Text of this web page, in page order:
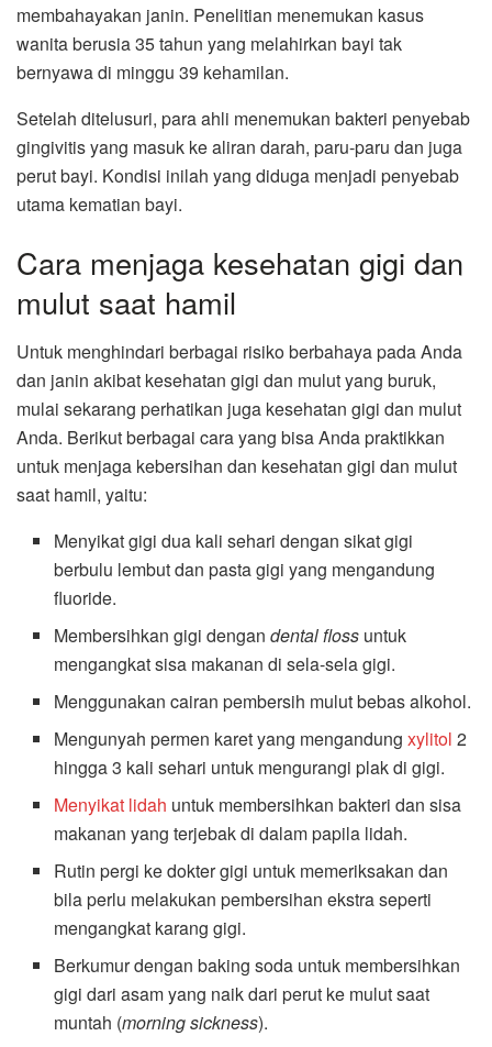
membahayakan janin. Penelitian menemukan kasus
wanita berusia 35 tahun yang melahirkan bayi tak
bernyawa di minggu 39 kehamilan.
Setelah ditelusuri, para ahli menemukan bakteri penyebab
gingivitis yang masuk ke aliran darah, paru-paru dan juga
perut bayi. Kondisi inilah yang diduga menjadi penyebab
utama kematian bayi.
Cara menjaga kesehatan gigi dan
mulut saat hamil
Untuk menghindari berbagai risiko berbahaya pada Anda
dan janin akibat kesehatan gigi dan mulut yang buruk,
mulai sekarang perhatikan juga kesehatan gigi dan mulut
Anda. Berikut berbagai cara yang bisa Anda praktikkan
untuk menjaga kebersihan dan kesehatan gigi dan mulut
saat hamil, yaitu:
Menyikat gigi dua kali sehari dengan sikat gigi
berbulu lembut dan pasta gigi yang mengandung
fluoride.
Membersihkan gigi dengandental floss untuk
mengangkat sisa makanan di sela-sela gigi.
Menggunakan cairan pembersih mulut bebas alkohol.
Mengunyah permen karet yang mengandung xylitol 2
hingga 3 kali sehari untuk mengurangi plak di gigi.
Menyikat lidah untuk membersihkan bakteri dan sisa
makanan yang terjebak di dalam papila lidah.
Rutin pergi ke dokter gigi untuk memeriksakan dan
bila perlu melakukan pembersihan ekstra seperti
mengangkat karang gigi.
Berkumur dengan baking soda untuk membersihkan
gigi dari asam yang naik dari perut ke mulut saat
muntah (morning sickness).